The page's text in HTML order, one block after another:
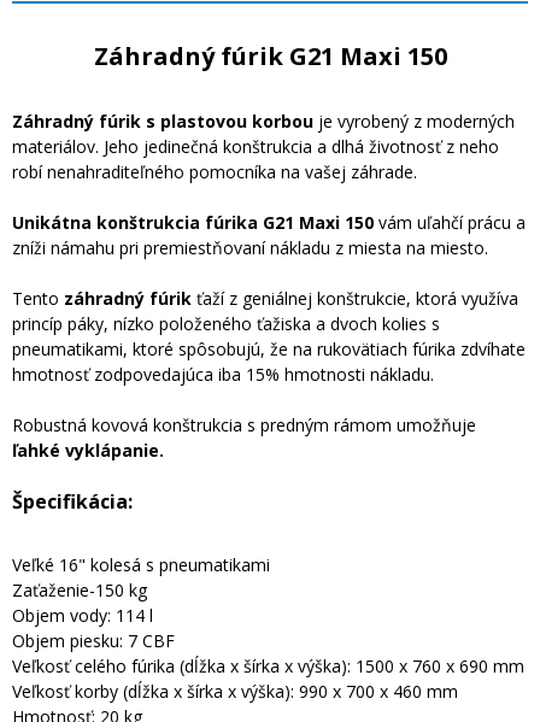
Záhradný fúrik G21 Maxi 150
Záhradný fúrik s plastovou korbou je vyrobený z moderných
materiálov. Jeho jedinečná konštrukcia a dlhá životnosť z neho
robí nenahraditeľného pomocníka na vašej záhrade.
Unikátna konštrukcia fúrika G21 Maxi 150 vám uľahčí prácu a
zníži námahu pri premiestňovaní nákladu z miesta na miesto.
Tento záhradný fúrik ťaží z geniálnej konštrukcie, ktorá využíva
princíp páky, nízko položeného ťažiska a dvoch kolies s
pneumatikami, ktoré spôsobujú, že na rukovätiach fúrika zdvíhate
hmotnosť zodpovedajúca iba 15% hmotnosti nákladu.
Robustná kovová konštrukcia s predným rámom umožňuje
ľahké vyklápanie.
Špecifikácia:
Veľké 16" kolesá s pneumatikami
Zaťaženie-150 kg
Objem vody: 114 l
Objem piesku: 7 CBF
Veľkosť celého fúrika (dĺžka x šírka x výška): 1500 x 760 x 690 mm
Veľkosť korby (dĺžka x šírka x výška): 990 x 700 x 460 mm
Hmotnosť: 20 kg